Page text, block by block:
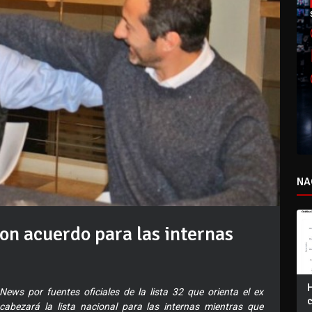
acuerdo para las internas
por fuentes oficiales de la lista 32 que orienta el ex
la lista nacional para las internas mientras que